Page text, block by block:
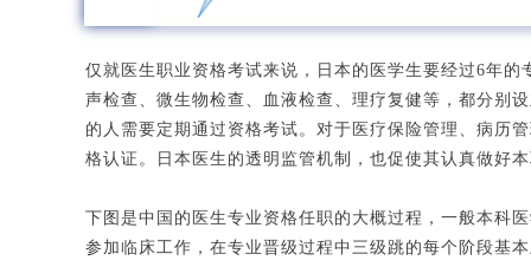
仅就医生职业资格考试来说，日本的医学生要经过6年
声检查、微生物检查、血液检查、理疗复健等，都分别
的人需要定期通过资格考试。对于医疗保险管理、病历
格认证。日本医生的透明监管机制，也促使其认真做好
下图是中国的医生专业资格任职的大概过程，一般本科
参加临床工作，在专业晋级过程中三级跳的每个阶段基